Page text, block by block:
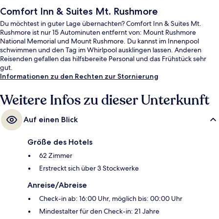
Comfort Inn & Suites Mt. Rushmore
Du möchtest in guter Lage übernachten? Comfort Inn & Suites Mt.
Rushmore ist nur 15 Autominuten entfernt von: Mount Rushmore
National Memorial und Mount Rushmore. Du kannst im Innenpool
schwimmen und den Tag im Whirlpool ausklingen lassen. Anderen
Reisenden gefallen das hilfsbereite Personal und das Frühstück sehr
gut.
Informationen zu den Rechten zur Stornierung
Weitere Infos zu dieser Unterkunft
Auf einen Blick
Größe des Hotels
62 Zimmer
Erstreckt sich über 3 Stockwerke
Anreise/Abreise
Check-in ab: 16:00 Uhr, möglich bis: 00:00 Uhr
Mindestalter für den Check-in: 21 Jahre